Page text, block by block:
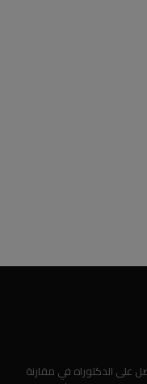
على الدكتوراه في مقارنة